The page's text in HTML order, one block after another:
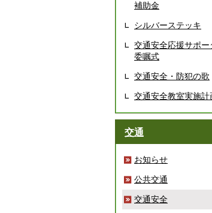
補助金
シルバーステッキ
交通安全応援サポー
委嘱式
交通安全・防犯の歌
交通安全教室実施計
交通
お知らせ
公共交通
交通安全